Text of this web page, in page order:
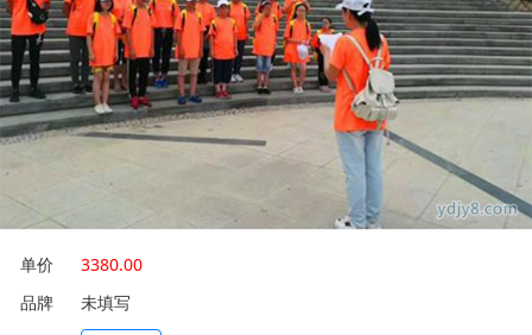
单价
3380.00
品牌
未填写